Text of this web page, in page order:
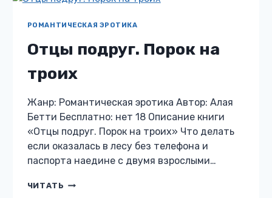
РОМАНТИЧЕСКАЯ ЭРОТИКА
Отцы подруг. Порок на
троих
Жанр: Романтическая эротика Автор: Алая
Бетти Бесплатно: нет 18 Описание книги
«Отцы подруг. Порок на троих» Что делать
если оказалась в лесу без телефона и
паспорта наедине с двумя взрослыми…
ЧИТАТЬ ОТЦЫ